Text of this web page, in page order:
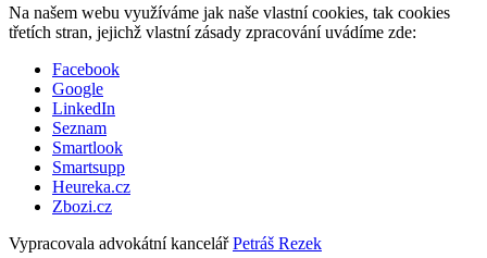
Na našem webu využíváme jak naše vlastní cookies, tak cookies
třetích stran, jejichž vlastní zásady zpracování uvádíme zde:
Facebook
Google
LinkedIn
Seznam
Smartlook
Smartsupp
Heureka.cz
Zbozi.cz
Vypracovala advokátní kancelářPetráš Rezek